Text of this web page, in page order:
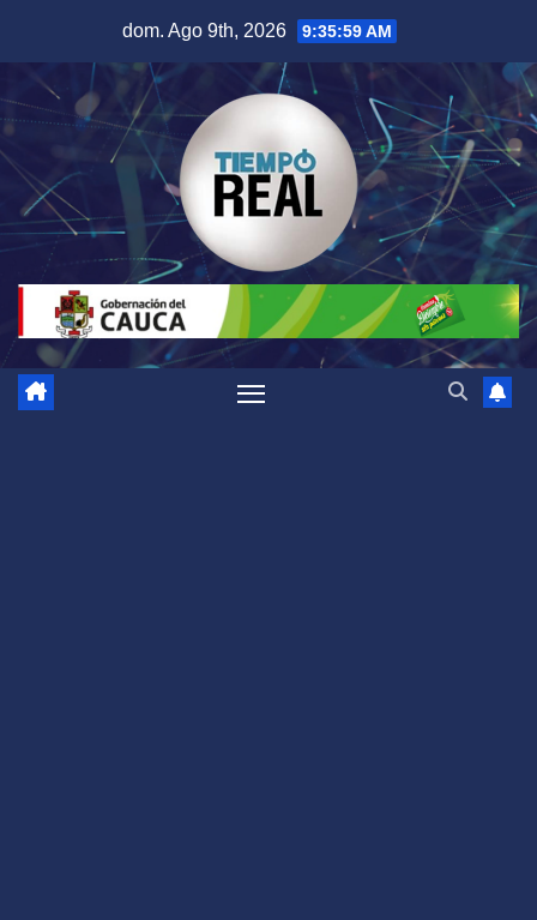
contenido
dom. Ago 9th, 2026 9:36:00 AM